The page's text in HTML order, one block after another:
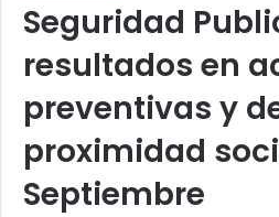
Seguridad
resultados en
preventivas y
proximidad
Septiembre